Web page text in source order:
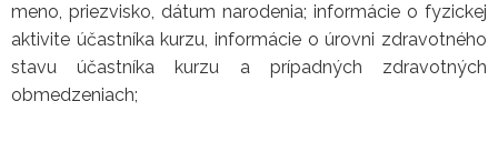
meno, priezvisko, dátum narodenia; informácie o fyzickej
aktivite účastníka kurzu, informácie o úrovni zdravotného
stavu účastníka kurzu a prípadných zdravotných
obmedzeniach;